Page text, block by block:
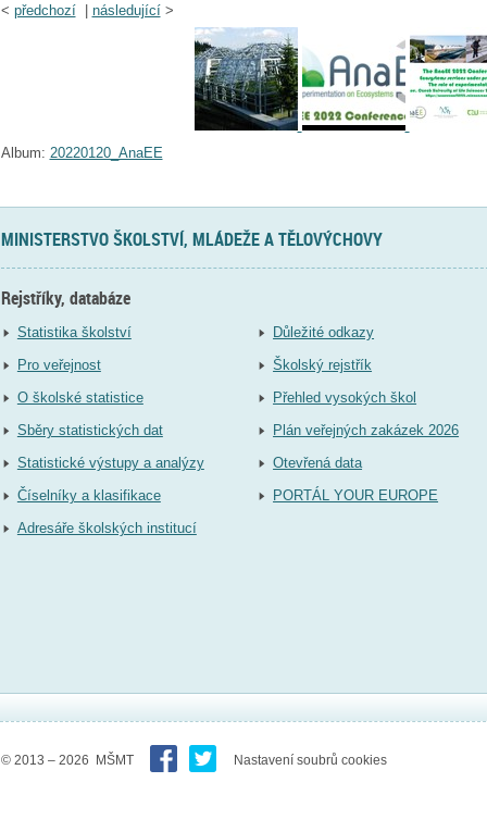
< předchozí| následující>
Album: 20220120_AnaEE
MINISTERSTVO ŠKOLSTVÍ, MLÁDEŽE A TĚLOVÝCHOVY
Rejstříky, databáze
Statistika školství
Pro veřejnost
O školské statistice
Sběry statistických dat
Statistické výstupy a analýzy
Číselníky a klasifikace
Adresáře školských institucí
Důležité odkazy
Školský rejstřík
Přehled vysokých škol
Plán veřejných zakázek 2026
Otevřená data
PORTÁL YOUR EUROPE
© 2013 – 2026 MŠMT Nastavení soubrů cookies